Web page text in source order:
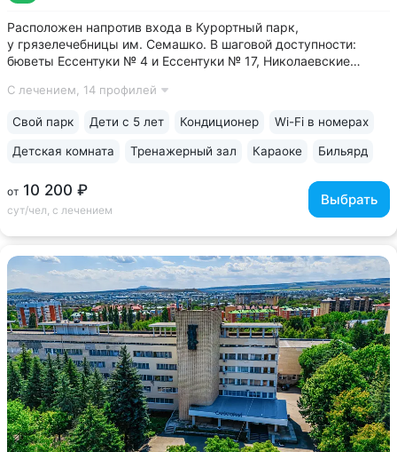
Расположен напротив входа в Курортный парк,
у грязелечебницы им. Семашко. В шаговой доступности:
бюветы Ессентуки № 4 и Ессентуки № 17, Николаевские
администрации президента РФ — высокие стандарты
С лечением, 14 профилей
от 10 200 ₽
сут/чел, с лечением
Выбрать
Свой парк Дети с 5 лет Кондиционер Wi-Fi в номерах
Детская комната Тренажерный зал Караоке Бильярд